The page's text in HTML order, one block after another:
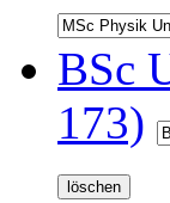
BSc
173)